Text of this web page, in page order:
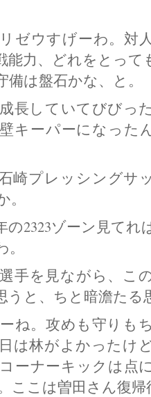
ゼウすげーわ。対
能力、どれをとって
は盤石かな、と。
長していてびびっ
キーパーになった
崎プレッシングサ
の2323ゾーン見てれ
手を見ながら、こ
うと、ちと暗澹たる
ね。攻めも守りも
は林がよかったけ
ーナーキックは点
ここは曽田さん復帰